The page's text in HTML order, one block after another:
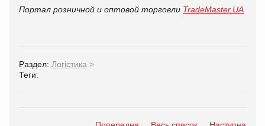
Портал розничной и оптовой торговли TradeMaster.UA
Раздел: Логістика >
Теги: